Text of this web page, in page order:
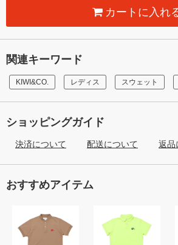
カートに入れ
関連キーワード
KIWI&CO. レディス スウェット
ショッピングガイド
決済について 配送について 返品
おすすめアイテム